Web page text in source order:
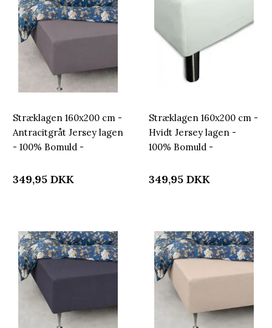
Stræklagen 160x200 cm -
Antracitgråt Jersey lagen
- 100% Bomuld -
349,95 DKK
Stræklagen 160x200 cm -
Hvidt Jersey lagen -
100% Bomuld -
349,95 DKK